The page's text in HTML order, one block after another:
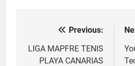
Navegación
de
Previous:
LIGA MAPFRE TENIS
PLAYA CANARIAS